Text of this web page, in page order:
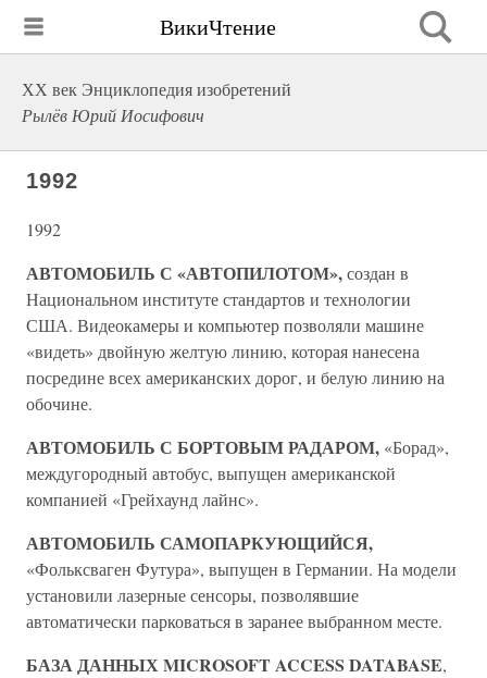
ВикиЧтение
ХХ век Энциклопедия изобретений
Рылёв Юрий Иосифович
1992
1992
АВТОМОБИЛЬ С «АВТОПИЛОТОМ»,создан в
Национальном институте стандартов и технологии
США. Видеокамеры и компьютер позволяли машине
«видеть» двойную желтую линию, которая нанесена
посредине всех американских дорог, и белую линию на
обочине.
АВТОМОБИЛЬ С БОРТОВЫМ РАДАРОМ, «Борад»,
междугородный автобус, выпущен американской
компанией «Грейхаунд лайнс».
АВТОМОБИЛЬ САМОПАРКУЮЩИЙСЯ,
«Фольксваген Футура», выпущен в Германии. На модели
установили лазерные сенсоры, позволявшие
автоматически парковаться в заранее выбранном месте.
БАЗА ДАННЫХ MICROSOFT ACCESS DATABASE,